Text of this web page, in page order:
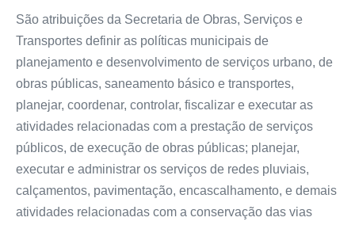
São atribuições da Secretaria de Obras, Serviços e
Transportes definir as políticas municipais de
planejamento e desenvolvimento de serviços urbano, de
obras públicas, saneamento básico e transportes,
planejar, coordenar, controlar, fiscalizar e executar as
atividades relacionadas com a prestação de serviços
públicos, de execução de obras públicas; planejar,
executar e administrar os serviços de redes pluviais,
calçamentos, pavimentação, encascalhamento, e demais
atividades relacionadas com a conservação das vias